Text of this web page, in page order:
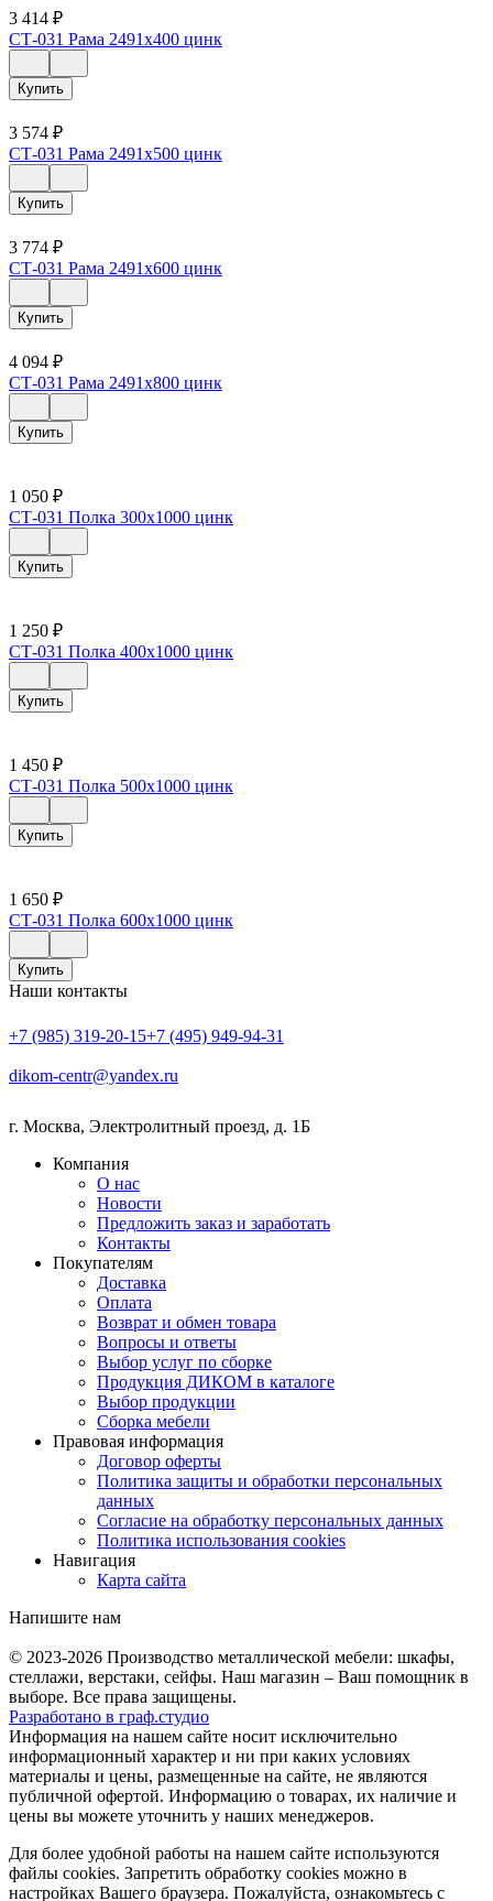
3 414 ₽
СТ-031 Рама 2491х400 цинк
Купить
3 574 ₽
СТ-031 Рама 2491х500 цинк
Купить
3 774 ₽
СТ-031 Рама 2491х600 цинк
Купить
4 094 ₽
СТ-031 Рама 2491х800 цинк
Купить
1 050 ₽
СТ-031 Полка 300х1000 цинк
Купить
1 250 ₽
СТ-031 Полка 400х1000 цинк
Купить
1 450 ₽
СТ-031 Полка 500х1000 цинк
Купить
1 650 ₽
СТ-031 Полка 600х1000 цинк
Купить
Наши контакты
+7 (985) 319-20-15+7 (495) 949-94-31
dikom-centr@yandex.ru
г. Москва, Электролитный проезд, д. 1Б
Компания
О нас
Новости
Предложить заказ и заработать
Контакты
Покупателям
Доставка
Оплата
Возврат и обмен товара
Вопросы и ответы
Выбор услуг по сборке
Продукция ДИКОМ в каталоге
Выбор продукции
Сборка мебели
Правовая информация
Договор оферты
Политика защиты и обработки персональных
данных
Согласие на обработку персональных данных
Политика использования cookies
Навигация
Карта сайта
Напишите нам
© 2023-2026 Производство металлической мебели: шкафы,
стеллажи, верстаки, сейфы. Наш магазин – Ваш помощник в
выборе. Все права защищены.
Разработано в граф.студио
Информация на нашем сайте носит исключительно
информационный характер и ни при каких условиях
материалы и цены, размещенные на сайте, не являются
публичной офертой. Информацию о товарах, их наличие и
цены вы можете уточнить у наших менеджеров.
Для более удобной работы на нашем сайте используются
файлы сookies. Запретить обработку cookies можно в
настройках Вашего браузера. Пожалуйста, ознакомьтесь с